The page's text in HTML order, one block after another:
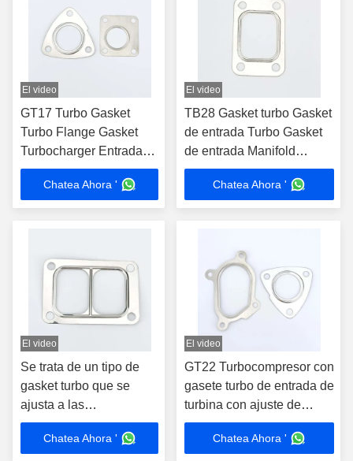
El video
GT17 Turbo Gasket
Turbo Flange Gasket
Turbocharger Entrada
de la turbina y encaje de
la junta de juntas
Chatea Ahora '
El video
TB28 Gasket turbo Gasket
de entrada Turbo Gasket
de entrada Manifold
Flange Gasket ajuste
Chatea Ahora '
El video
Se trata de un tipo de
gasket turbo que se
ajusta a las
características de las
turbinas.
Chatea Ahora '
El video
GT22 Turbocompresor con
gasete turbo de entrada de
turbina con ajuste de
gasete de brida múltiple
Chatea Ahora '